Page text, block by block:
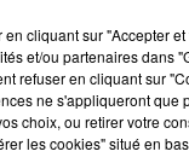
des jeux
cliquant sur "Accepter
et/ou partenaires dans
refuser en cliquant sur
ne s'appliqueront que
choix, ou retirer votre
les cookies" situé en